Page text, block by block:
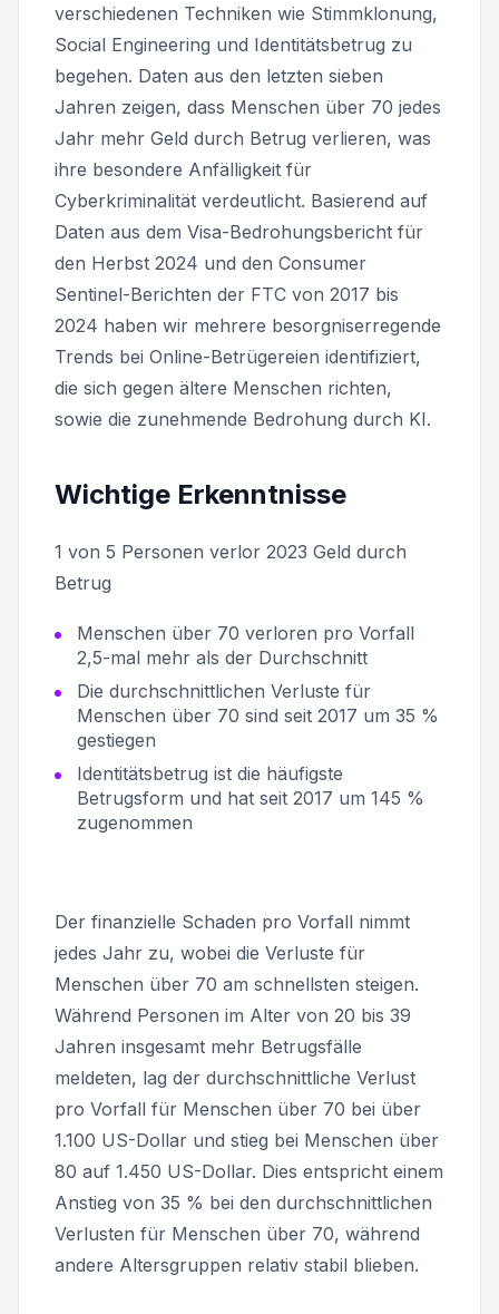
verschiedenen Techniken wie Stimmklonung,
Social Engineering und Identitätsbetrug zu
begehen. Daten aus den letzten sieben
Jahren zeigen, dass Menschen über 70 jedes
Jahr mehr Geld durch Betrug verlieren, was
ihre besondere Anfälligkeit für
Cyberkriminalität verdeutlicht. Basierend auf
Daten aus dem Visa-Bedrohungsbericht für
den Herbst 2024 und den Consumer
Sentinel-Berichten der FTC von 2017 bis
2024 haben wir mehrere besorgniserregende
Trends bei Online-Betrügereien identifiziert,
die sich gegen ältere Menschen richten,
sowie die zunehmende Bedrohung durch KI.
Wichtige Erkenntnisse
1 von 5 Personen verlor 2023 Geld durch
Betrug
Menschen über 70 verloren pro Vorfall
2,5-mal mehr als der Durchschnitt
Die durchschnittlichen Verluste für
Menschen über 70 sind seit 2017 um 35 %
gestiegen
Identitätsbetrug ist die häufigste
Betrugsform und hat seit 2017 um 145 %
zugenommen
Der finanzielle Schaden pro Vorfall nimmt
jedes Jahr zu, wobei die Verluste für
Menschen über 70 am schnellsten steigen.
Während Personen im Alter von 20 bis 39
Jahren insgesamt mehr Betrugsfälle
meldeten, lag der durchschnittliche Verlust
pro Vorfall für Menschen über 70 bei über
1.100 US-Dollar und stieg bei Menschen über
80 auf 1.450 US-Dollar. Dies entspricht einem
Anstieg von 35 % bei den durchschnittlichen
Verlusten für Menschen über 70, während
andere Altersgruppen relativ stabil blieben.